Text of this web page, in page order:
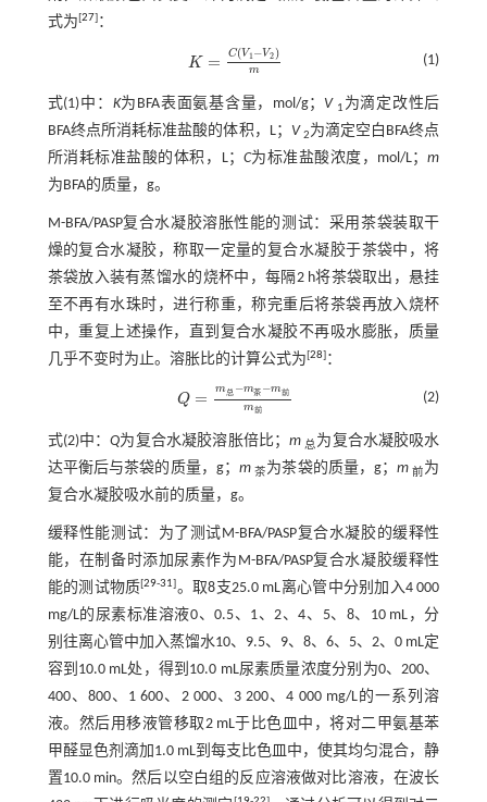
式为[27]：
K = C(V1 −V2)
m
K= C(V 1-V2)m (1)
式(1)中： K为BFA表面氨基含量，mol/g； V 1 为滴定改性后
BFA终点所消耗标准盐酸的体积，L； V 2为滴定空白BFA终点
所消耗标准盐酸的体积，L； C为标准盐酸浓度，mol/L；m
为BFA的质量，g。
M-BFA/PASP复合水凝胶溶胀性能的测试：采用茶袋装取干
燥的复合水凝胶，称取一定量的复合水凝胶于茶袋中，将
茶袋放入装有蒸馏水的烧杯中，每隔2 h将茶袋取出，悬挂
至不再有水珠时，进行称重，称完重后将茶袋再放入烧杯
中，重复上述操作，直到复合水凝胶不再吸水膨胀，质量
几乎不变时为止。溶胀比的计算公式为[28]：
Q = m总 −m茶 −m前
m前
Q= m总 茶-m
(2)
式(2)中：Q为复合水凝胶溶胀倍比； m 总为复合水凝胶吸水
达平衡后与茶袋的质量，g； m 茶为茶袋的质量，g；m 前为
复合水凝胶吸水前的质量，g。
缓释性能测试：为了测试M-BFA/PASP复合水凝胶的缓释性
能，在制备时添加尿素作为M-BFA/PASP复合水凝胶缓释性
能的测试物质[29-31]。取8支25.0 mL离心管中分别加入4 000
mg/L的尿素标准溶液0、0.5、1、2、4、5、8、10 mL，分
别往离心管中加入蒸馏水10、9.5、9、8、6、5、2、0 mL定
容到10.0 mL处，得到10.0 mL尿素质量浓度分别为0、200、
400、800、1 600、2 000、3 200、4 000 mg/L的一系列溶
液。然后用移液管移取2 mL于比色皿中，将对二甲氨基苯
甲醛显色剂滴加1.0 mL到每支比色皿中，使其均匀混合，静
置10.0 min。然后以空白组的反应溶液做对比溶液，在波长